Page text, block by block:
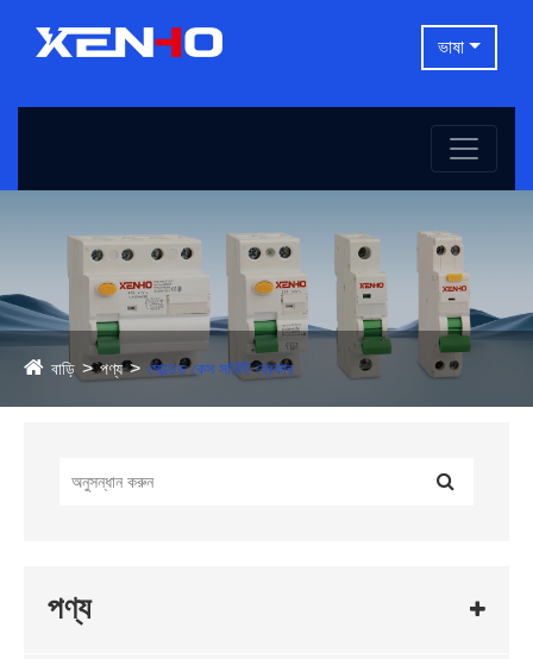
ভাষা
বাড়ি পণ্য মোল্ডেড কেস সার্কিট ব্রেকার
পণ্য